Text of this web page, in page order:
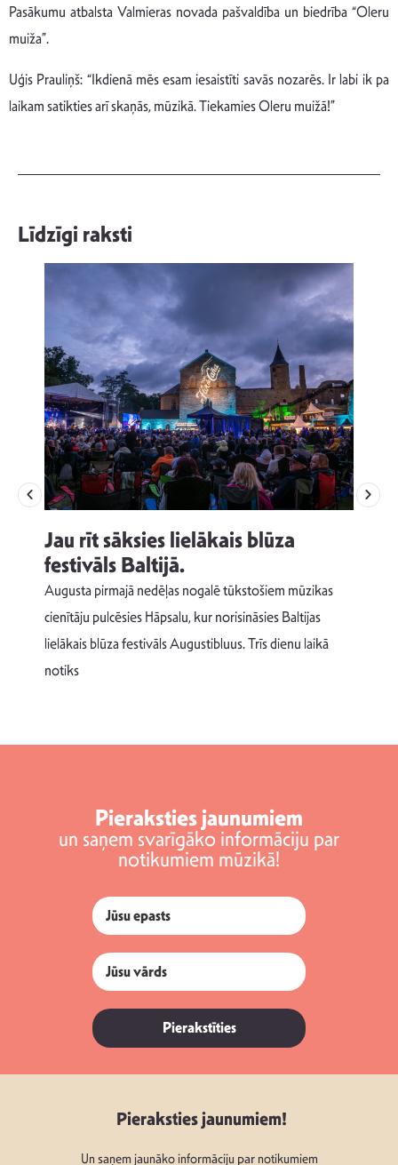
Pasākumu atbalsta Valmieras novada pašvaldība un biedrība “Oleru
muiža”.
Uģis Prauliņš: “Ikdienā mēs esam iesaistīti savās nozarēs. Ir labi ik pa
laikam satikties arī skaņās, mūzikā. Tiekamies Oleru muižā!”
Līdzīgi raksti
Jau rīt sāksies lielākais blūza
festivāls Baltijā.
Augusta pirmajā nedēļas nogalē tūkstošiem mūzikas
cienītāju pulcēsies Hāpsalu, kur norisināsies Baltijas
lielākais blūza festivāls Augustibluus. Trīs dienu laikā
notiks
Pieraksties jaunumiem
un saņem svarīgāko informāciju par
notikumiem mūzikā!
Pierakstīties
Pieraksties jaunumiem!
Un saņem jaunāko informāciju par notikumiem